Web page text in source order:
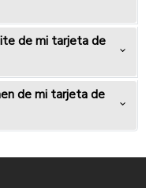
de mi tarjeta de
de mi tarjeta de